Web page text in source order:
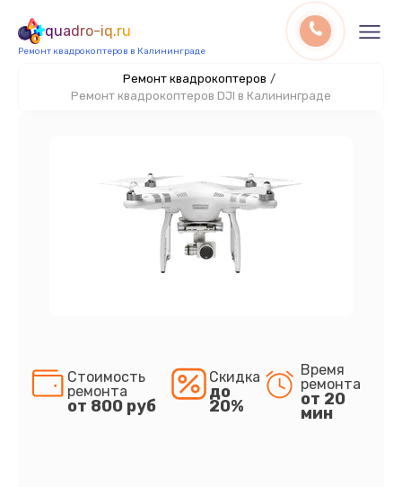
quadro-iq.ru
Ремонт квадрокоптеров в Калининграде
Ремонт квадрокоптеров /
Ремонт квадрокоптеров DJI в Калининграде
Стоимость
ремонта
от 800 руб
Скидка
до
20%
Время
ремонта
от 20
мин